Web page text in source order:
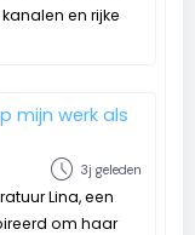
en rijke
mijn werk als
schedule 3j geleden
Lina, een
om haar